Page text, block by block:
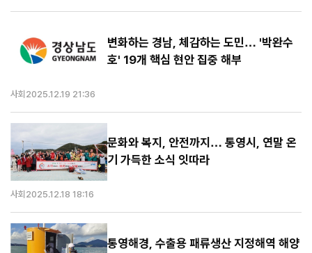
변화하는 경남, 체감하는 도민… '박완수
호' 19개 핵심 현안 집중 해부
사회 2025.12.19 21:36
문화와 복지, 안전까지… 통영시, 연말 온
기 가득한 소식 잇따라
사회 2025.12.18 18:16
통영해경, 수출용 패류생산 지정해역 해양